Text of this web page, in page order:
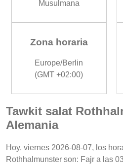
Musulmana
Zona horaria
Europe/Berlin
(GMT +02:00)
Tawkit salat
Alemania
Hoy, viernes 2026-08-07, los
Rothhalmunster son: Fajr a las